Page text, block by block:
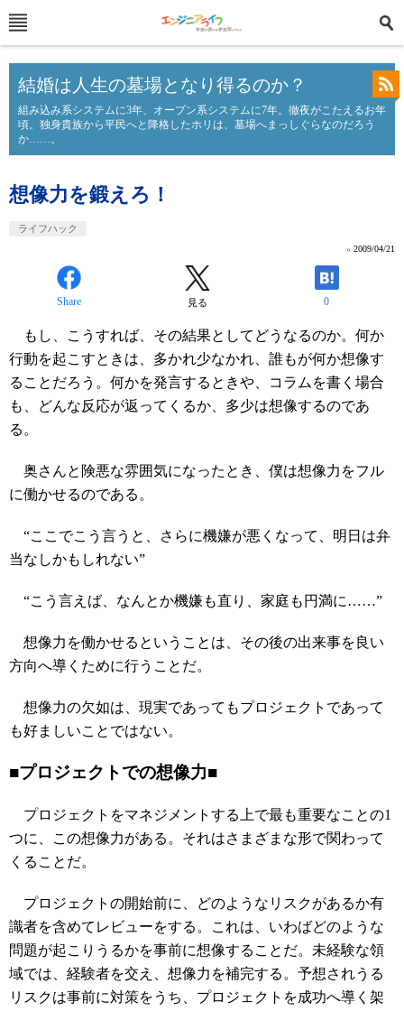
結婚は人生の墓場となり得るのか？
組み込み系システムに3年、オープン系システムに7年。徹夜がこたえるお年
頃。独身貴族から平民へと降格したホリは、墓場へまっしぐらなのだろう
か……。
想像力を鍛えろ！
ライフハック
» 2009/04/21
Share 見る 0
もし、こうすれば、その結果としてどうなるのか。何か
行動を起こすときは、多かれ少なかれ、誰もが何か想像す
ることだろう。何かを発言するときや、コラムを書く場合
も、どんな反応が返ってくるか、多少は想像するのであ
る。
奥さんと険悪な雰囲気になったとき、僕は想像力をフル
に働かせるのである。
“ここでこう言うと、さらに機嫌が悪くなって、明日は弁
当なしかもしれない”
“こう言えば、なんとか機嫌も直り、家庭も円満に……”
想像力を働かせるということは、その後の出来事を良い
方向へ導くために行うことだ。
想像力の欠如は、現実であってもプロジェクトであって
も好ましいことではない。
■プロジェクトでの想像力■
プロジェクトをマネジメントする上で最も重要なことの1
つに、この想像力がある。それはさまざまな形で関わって
くることだ。
プロジェクトの開始前に、どのようなリスクがあるか有
識者を含めてレビューをする。これは、いわばどのような
問題が起こりうるかを事前に想像することだ。未経験な領
域では、経験者を交え、想像力を補完する。予想されうる
リスクは事前に対策をうち、プロジェクトを成功へ導く架